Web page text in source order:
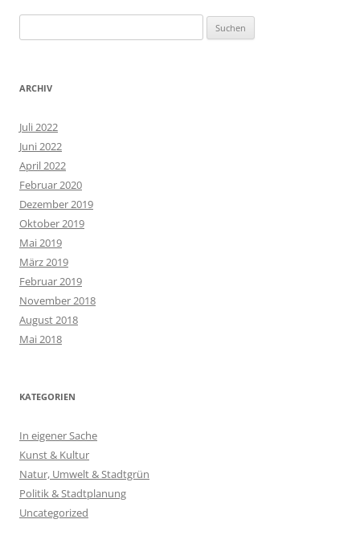
nach:
ARCHIV
Juli 2022
Juni 2022
April 2022
Februar 2020
Dezember 2019
Oktober 2019
Mai 2019
März 2019
Februar 2019
November 2018
August 2018
Mai 2018
KATEGORIEN
In eigener Sache
Kunst & Kultur
Natur, Umwelt & Stadtgrün
Politik & Stadtplanung
Uncategorized